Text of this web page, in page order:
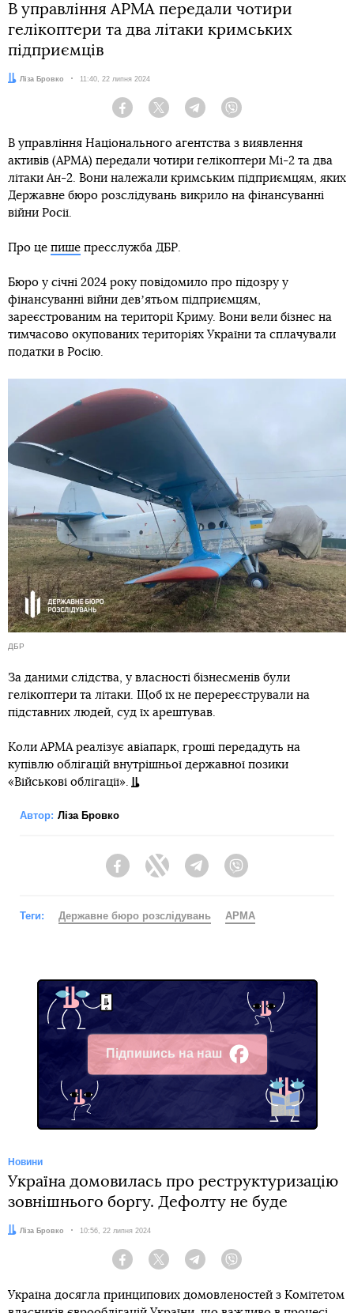
В управління АРМА передали чотири
гелікоптери та два літаки кримських
підприємців
Автор:
Ліза Бровко Дата:
11:40, 22 липня 2024
Facebook Twitter Telegram
В управління Національного агентства з виявлення
активів (АРМА) передали чотири гелікоптери Мі-2 та два
літаки Ан-2. Вони належали кримським підприємцям, яких
Державне бюро розслідувань викрило на фінансуванні
війни Росії.
Про це пише пресслужба ДБР.
Бюро у січні 2024 року повідомило про підозру у
фінансуванні війни девʼятьом підприємцям,
зареєстрованим на території Криму. Вони вели бізнес на
тимчасово окупованих територіях України та сплачували
податки в Росію.
ДБР
За даними слідства, у власності бізнесменів були
гелікоптери та літаки. Щоб їх не перереєстрували на
підставних людей, суд їх арештував.
Коли АРМА реалізує авіапарк, гроші передадуть на
купівлю облігацій внутрішньої державної позики
«Військові облігації».
Автор: Ліза Бровко
FacebookTwitter Telegram
Теги: Державне бюро розслідувань АРМА
Підпишись на наш
Facebook
Новини
Україна домовилась про реструктуризацію
зовнішнього боргу. Дефолту не буде
Автор:
Ліза Бровко Дата:
10:56, 22 липня 2024
Facebook Twitter Telegram
Україна досягла принципових домовленостей з Комітетом